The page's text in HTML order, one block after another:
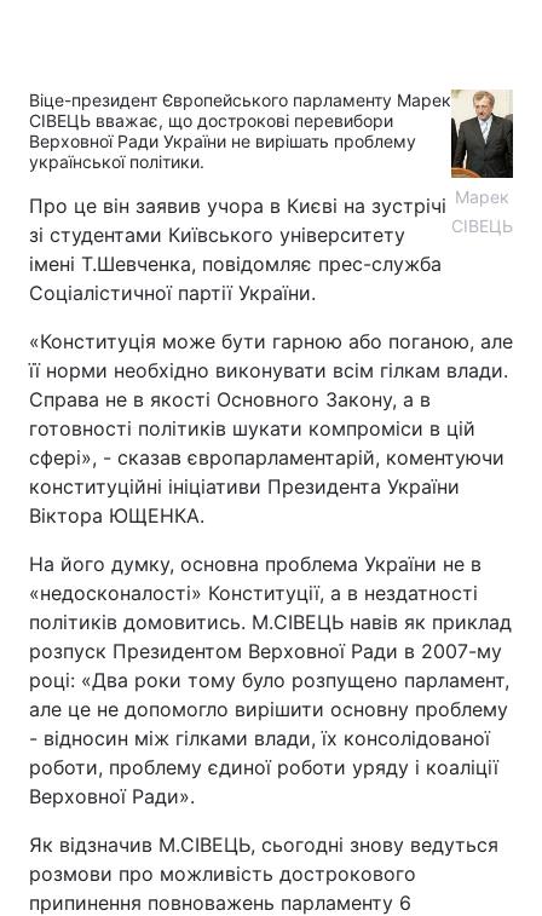
Марек
СІВЕЦЬ
Віце-президент Європейського парламенту Марек
СІВЕЦЬ вважає, що дострокові перевибори
Верховної Ради України не вирішать проблему
української політики.
Про це він заявив учора в Києві на зустрічі
зі студентами Київського університету
імені Т.Шевченка, повідомляє прес-служба
Соціалістичної партії України.
«Конституція може бути гарною або поганою, але
її норми необхідно виконувати всім гілкам влади.
Справа не в якості Основного Закону, а в
готовності політиків шукати компроміси в цій
сфері», - сказав європарламентарій, коментуючи
конституційні ініціативи Президента України
Віктора ЮЩЕНКА.
На його думку, основна проблема України не в
«недосконалості» Конституції, а в нездатності
політиків домовитись. М.СІВЕЦЬ навів як приклад
розпуск Президентом Верховної Ради в 2007-му
році: «Два роки тому було розпущено парламент,
але це не допомогло вирішити основну проблему
- відносин між гілками влади, їх консолідованої
роботи, проблему єдиної роботи уряду і коаліції
Верховної Ради».
Як відзначив М.СІВЕЦЬ, сьогодні знову ведуться
розмови про можливість дострокового
припинення повноважень парламенту 6